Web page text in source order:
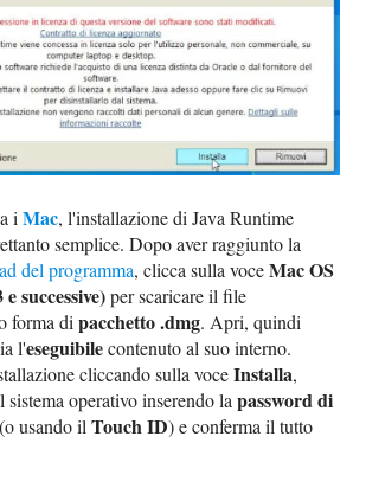
iMac, l'installazione di Java Runtime
semplice. Dopo aver raggiunto la
del programma, clicca sulla voceMac OS
successive)per scaricare il file
forma dipacchetto .dmg. Apri, quindi
l'eseguibilecontenuto al suo interno.
cliccando sulla voceInstalla,
sistema operativo inserendo lapassword di
(o usando ilTouch ID) e conferma il tutto